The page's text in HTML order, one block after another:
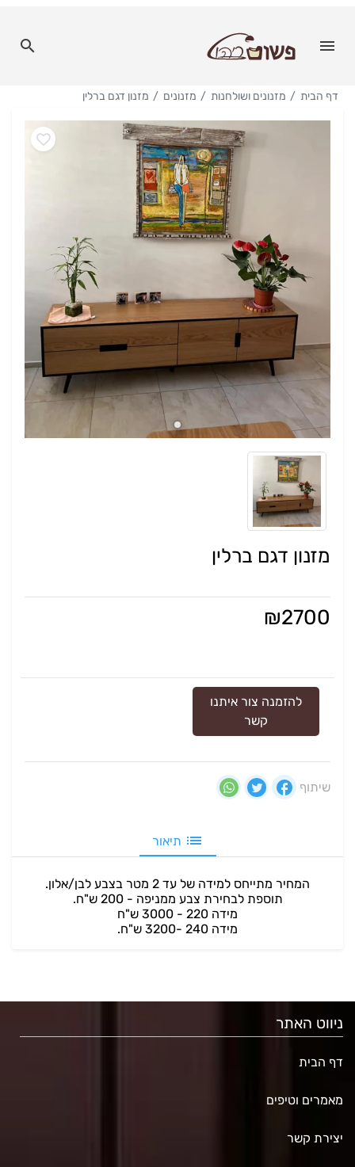
דף הבית מזנונים ושולחנות מזנונים מזנון דגם ברלין
מזנון דגם ברלין
₪2700
להזמנה צור איתנו
קשר
שיתוף
תיאור
המחיר מתייחס למידה של עד 2 מטר בצבע לבן/אלון.
תוספת לבחירת צבע ממניפה - 200 ש"ח.
מידה 220 - 3000 ש"ח
מידה 240 -3200 ש"ח.
ניווט האתר
דף הבית
מאמרים וטיפים
יצירת קשר